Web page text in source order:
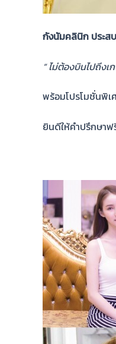
กังนัมคลินิก ประส
” ไม่ต้องบินไปถึงเ
พร้อมโปรโมชั่นพิเ
ยินดีให้คำปรึกษาฟ